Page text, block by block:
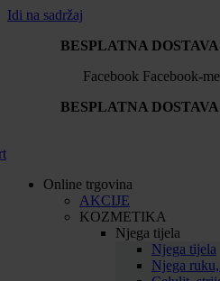
Idi na sadržaj
BESPLATNA
Facebook Facebook-
BESPLATNA
Online trgovina
AKCIJE
KOZMETIKA
Njega tijela
Njega tijela
Njega